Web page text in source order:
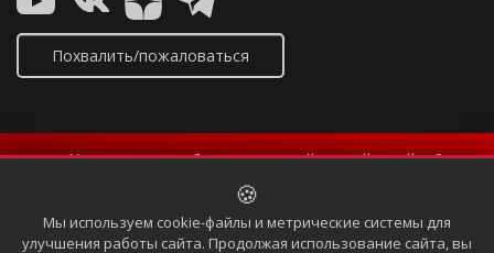
Похвалить/пожаловаться
✨ Хотите попробовать новый дизайн сайта?
Включить новый дизайн
🍪
Мы используем cookie-файлы и метрические системы для
улучшения работы сайта. Продолжая использование сайта, вы